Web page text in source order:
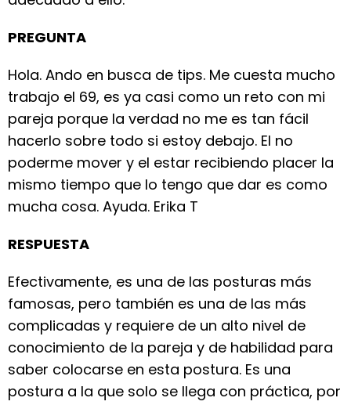
PREGUNTA
Hola. Ando en busca de tips. Me cuesta mucho
trabajo el 69, es ya casi como un reto con mi
pareja porque la verdad no me es tan fácil
hacerlo sobre todo si estoy debajo. El no
poderme mover y el estar recibiendo placer la
mismo tiempo que lo tengo que dar es como
mucha cosa. Ayuda. Erika T
RESPUESTA
Efectivamente, es una de las posturas más
famosas, pero también es una de las más
complicadas y requiere de un alto nivel de
conocimiento de la pareja y de habilidad para
saber colocarse en esta postura. Es una
postura a la que solo se llega con práctica, por